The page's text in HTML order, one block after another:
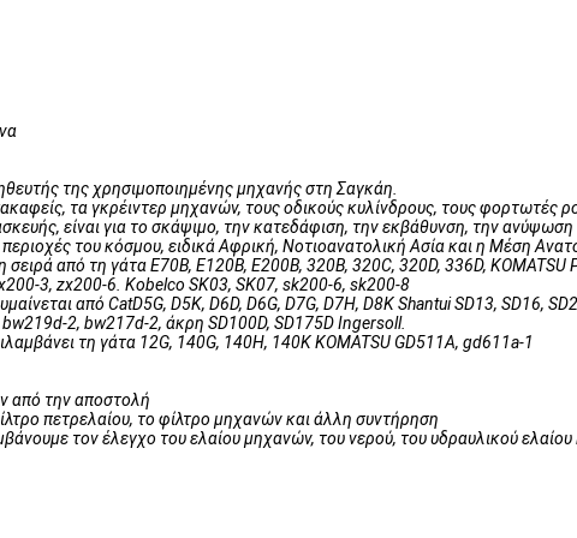
της χρησιμοποιημένης μηχανής στη Σαγκάη.
τα γκρέιντερ μηχανών, τους οδικούς κυλίνδρους, τους
είναι για το σκάψιμο, την κατεδάφιση, την εκβάθυνση, την
του κόσμου, ειδικά Αφρική, Νοτιοανατολική Ασία και η Μέση
από τη γάτα E70B, E120B, E200B, 320B, 320C, 320D, 336D,
3, zx200-6. Kobelco SK03, SK07, sk200-6, sk200-8
από CatD5G, D5K, D6D, D6G, D7G, D7H, D8K Shantui SD13, SD16,
2, bw217d-2, άκρη SD100D, SD175D Ingersoll.
τη γάτα 12G, 140G, 140H, 140K KOMATSU GD511A, gd611a-1
από την αποστολή
πετρελαίου, το φίλτρο μηχανών και άλλη συντήρηση
τον έλεγχο του ελαίου μηχανών, του νερού, του υδραυλικού